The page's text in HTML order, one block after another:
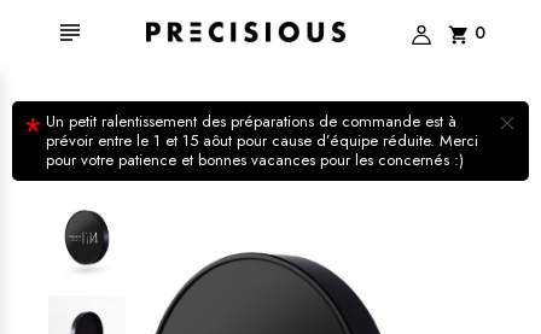
 shopping_cart 0
×
* Un petit ralentissement des préparations de commande est à
prévoir entre le 1 et 15 aôut pour cause d’équipe réduite. Merci
pour votre patience et bonnes vacances pour les concernés :)